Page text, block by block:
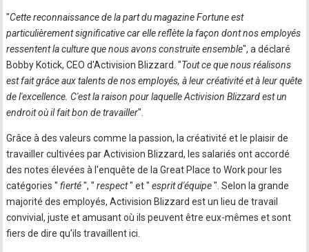
"Cette reconnaissance de la part du magazine Fortune est
particulièrement significative car elle reflète la façon dont nos employés
ressentent la culture que nous avons construite ensemble", a déclaré
Bobby Kotick, CEO d'Activision Blizzard. "Tout ce que nous réalisons
est fait grâce aux talents de nos employés, à leur créativité et à leur quête
de l'excellence. C'est la raison pour laquelle Activision Blizzard est un
endroit où il fait bon de travailler".
Grâce à des valeurs comme la passion, la créativité et le plaisir de
travailler cultivées par Activision Blizzard, les salariés ont accordé
des notes élevées à l'enquête de la Great Place to Work pour les
catégories " fierté", " respect" et " esprit d'équipe". Selon la grande
majorité des employés, Activision Blizzard est un lieu de travail
convivial, juste et amusant où ils peuvent être eux-mêmes et sont
fiers de dire qu'ils travaillent ici.